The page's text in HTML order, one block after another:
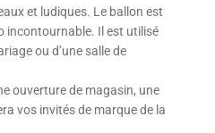
et ludiques. Le ballon est
incontournable. Il est utilisé
ou d’une salle de
ouverture de magasin, une
vos invités de marque de la